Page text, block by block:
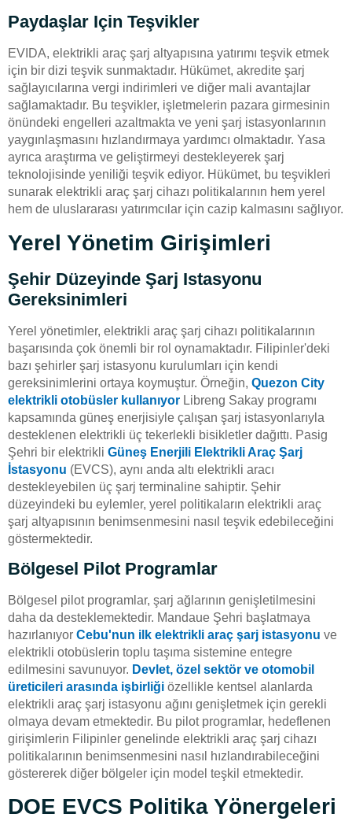
Paydaşlar Için Teşvikler
EVIDA, elektrikli araç şarj altyapısına yatırımı teşvik etmek
için bir dizi teşvik sunmaktadır. Hükümet, akredite şarj
sağlayıcılarına vergi indirimleri ve diğer mali avantajlar
sağlamaktadır. Bu teşvikler, işletmelerin pazara girmesinin
önündeki engelleri azaltmakta ve yeni şarj istasyonlarının
yaygınlaşmasını hızlandırmaya yardımcı olmaktadır. Yasa
ayrıca araştırma ve geliştirmeyi destekleyerek şarj
teknolojisinde yeniliği teşvik ediyor. Hükümet, bu teşvikleri
sunarak elektrikli araç şarj cihazı politikalarının hem yerel
hem de uluslararası yatırımcılar için cazip kalmasını sağlıyor.
Yerel Yönetim Girişimleri
Şehir Düzeyinde Şarj Istasyonu
Gereksinimleri
Yerel yönetimler, elektrikli araç şarj cihazı politikalarının
başarısında çok önemli bir rol oynamaktadır. Filipinler'deki
bazı şehirler şarj istasyonu kurulumları için kendi
gereksinimlerini ortaya koymuştur. Örneğin, Quezon City
elektrikli otobüsler kullanıyor Libreng Sakay programı
kapsamında güneş enerjisiyle çalışan şarj istasyonlarıyla
desteklenen elektrikli üç tekerlekli bisikletler dağıttı. Pasig
Şehri bir elektrikli Güneş Enerjili Elektrikli Araç Şarj
İstasyonu (EVCS), aynı anda altı elektrikli aracı
destekleyebilen üç şarj terminaline sahiptir. Şehir
düzeyindeki bu eylemler, yerel politikaların elektrikli araç
şarj altyapısının benimsenmesini nasıl teşvik edebileceğini
göstermektedir.
Bölgesel Pilot Programlar
Bölgesel pilot programlar, şarj ağlarının genişletilmesini
daha da desteklemektedir. Mandaue Şehri başlatmaya
hazırlanıyor Cebu'nun ilk elektrikli araç şarj istasyonu ve
elektrikli otobüslerin toplu taşıma sistemine entegre
edilmesini savunuyor. Devlet, özel sektör ve otomobil
üreticileri arasında işbirliği özellikle kentsel alanlarda
elektrikli araç şarj istasyonu ağını genişletmek için gerekli
olmaya devam etmektedir. Bu pilot programlar, hedeflenen
girişimlerin Filipinler genelinde elektrikli araç şarj cihazı
politikalarının benimsenmesini nasıl hızlandırabileceğini
göstererek diğer bölgeler için model teşkil etmektedir.
DOE EVCS Politika Yönergeleri